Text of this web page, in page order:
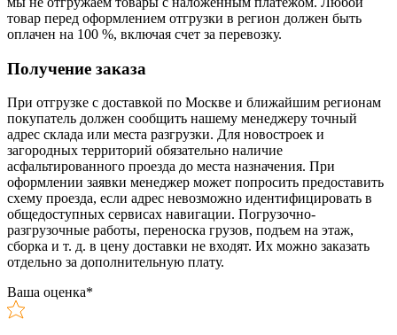
товар перед оформлением отгрузки в регион должен быть
оплачен на 100 %, включая счет за перевозку.
Получение заказа
При отгрузке с доставкой по Москве и ближайшим регионам
покупатель должен сообщить нашему менеджеру точный
адрес склада или места разгрузки. Для новостроек и
загородных территорий обязательно наличие
асфальтированного проезда до места назначения. При
оформлении заявки менеджер может попросить предоставить
схему проезда, если адрес невозможно идентифицировать в
общедоступных сервисах навигации. Погрузочно-
разгрузочные работы, переноска грузов, подъем на этаж,
сборка и т. д. в цену доставки не входят. Их можно заказать
отдельно за дополнительную плату.
Ваша оценка*